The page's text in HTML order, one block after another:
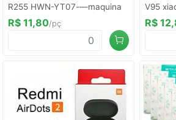
R255 HWN-YT07-—maquina
R$ 11,80/pç
V95
R$